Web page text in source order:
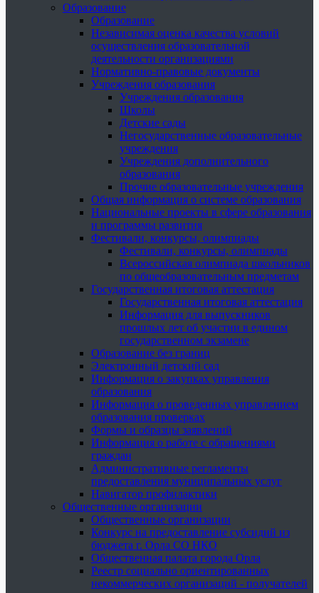
Образование
Образование
Независимая оценка качества условий
осуществления образовательной
деятельности организациями
Нормативно-правовые документы
Учреждения образования
Учреждения образования
Школы
Детские сады
Негосударственные образовательные
учреждения
Учреждения дополнительного
образования
Прочие образовательные учреждения
Общая информация о системе образования
Национальные проекты в сфере образования
и программы развития
Фестивали, конкурсы, олимпиады
Фестивали, конкурсы, олимпиады
Всероссийская олимпиада школьников
по общеобразовательным предметам
Государственная итоговая аттестация
Государственная итоговая аттестация
Информация для выпускников
прошлых лет об участии в едином
государственном экзамене
Образование без границ
Электронный детский сад
Информация о закупках управления
образования
Информация о проведенных управлением
образования проверках
Формы и образцы заявлений
Информация о работе с обращениями
граждан
Административные регламенты
предоставления муниципальных услуг
Навигатор профилактики
Общественные организации
Общественные организации
Конкурс на предоставление субсидий из
бюджета г. Орла СО НКО
Общественная палата города Орла
Реестр социально ориентированных
некоммерческих организаций - получателей